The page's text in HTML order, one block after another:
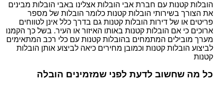
הובלות קטנות עם חברת אבי הובלות אצלינו באבי הובלות מבינים
את הצורך בשירותי הובלות קטנות כלומר הובלות של מספר
פריטים או של דירות הובלות קטנות גם בדרך כלל אינן לטווחים
ארוכים כי אם הובלות קטנות באותו האיזור או העיר. בשל כך הקמנו
מערך מובילים המתמחים בהובלות קטנות עם כלי רכב המתאימים
לביצוע הובלות קטנות וכמובן מחירים כיאה לביצוע אותן הובלות
קטנות
כל מה שחשוב לדעת לפני שמזמינים הובלה